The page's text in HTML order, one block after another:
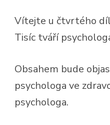
Vítejte u čtvrtého
Tisíc tváří
Obsahem bude
psychologa ve
psychologa.